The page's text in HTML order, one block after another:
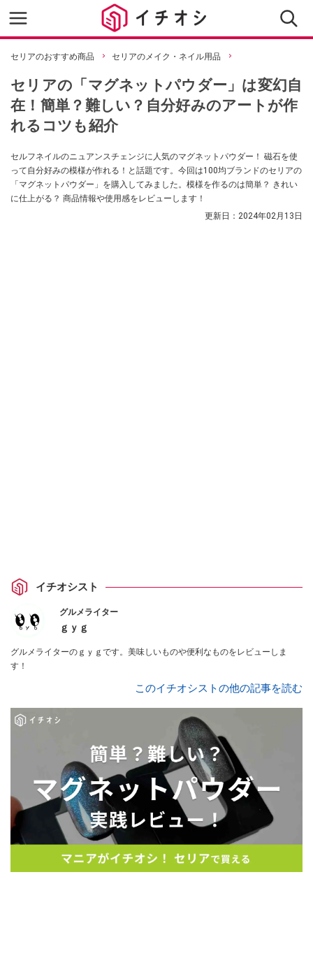
セリアのおすすめ商品 セリアのメイク・ネイル用品
セリアの「マグネットパウダー」は変幻自
在！簡単？難しい？自分好みのアートが作
れるコツも紹介
セルフネイルのニュアンスチェンジに人気のマグネットパウダー！ 磁石を使
って自分好みの模様が作れる！と話題です。今回は100均ブランドのセリアの
「マグネットパウダー」を購入してみました。模様を作るのは簡単？ きれい
に仕上がる？ 商品情報や使用感をレビューします！
更新日： 2024年02月13日
イチオシスト
グルメライター
ｇｙｇ
グルメライターのｇｙｇです。美味しいものや便利なものをレビューしま
す！
このイチオシストの他の記事を読む